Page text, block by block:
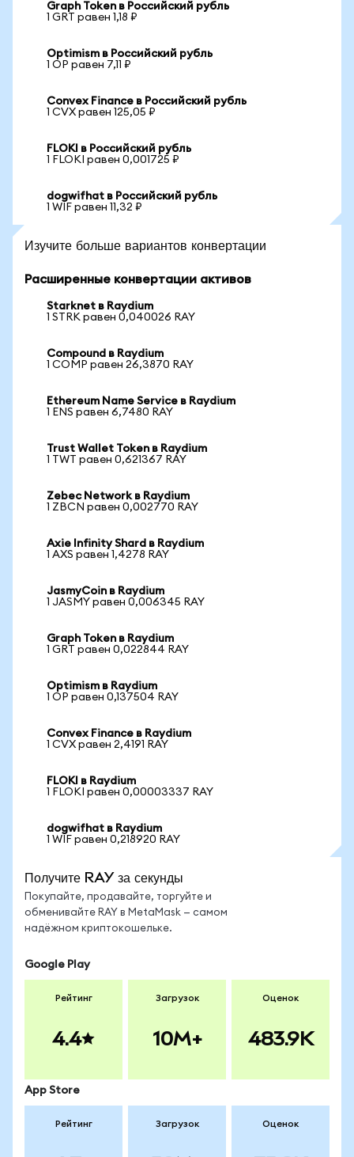
Graph Token в Российский рубль
1 GRT равен 1,18 ₽
Optimism в Российский рубль
1 OP равен 7,11 ₽
Convex Finance в Российский рубль
1 CVX равен 125,05 ₽
FLOKI в Российский рубль
1 FLOKI равен 0,001725 ₽
dogwifhat в Российский рубль
1 WIF равен 11,32 ₽
Изучите больше вариантов конвертации
Расширенные конвертации активов
Starknet в Raydium
1 STRK равен 0,040026 RAY
Compound в Raydium
1 COMP равен 26,3870 RAY
Ethereum Name Service в Raydium
1 ENS равен 6,7480 RAY
Trust Wallet Token в Raydium
1 TWT равен 0,621367 RAY
Zebec Network в Raydium
1 ZBCN равен 0,002770 RAY
Axie Infinity Shard в Raydium
1 AXS равен 1,4278 RAY
JasmyCoin в Raydium
1 JASMY равен 0,006345 RAY
Graph Token в Raydium
1 GRT равен 0,022844 RAY
Optimism в Raydium
1 OP равен 0,137504 RAY
Convex Finance в Raydium
1 CVX равен 2,4191 RAY
FLOKI в Raydium
1 FLOKI равен 0,00003337 RAY
dogwifhat в Raydium
1 WIF равен 0,218920 RAY
Получите RAY за секунды
Покупайте, продавайте, торгуйте и
обменивайте RAY в MetaMask — самом
надёжном криптокошельке.
Google Play
Рейтинг
4.4
Загрузок
10M+
Оценок
483.9K
App Store
Рейтинг Загрузок Оценок